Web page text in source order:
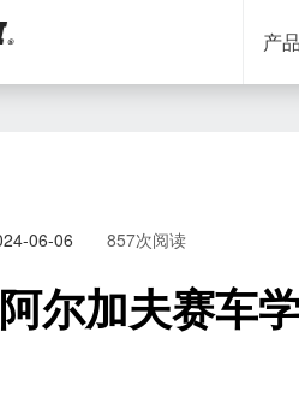
产
06-06 857次阅读
尔加夫赛车